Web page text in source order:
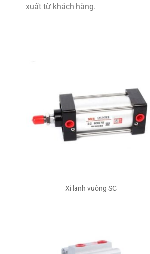
xuất từ khách hàng.
Xi lanh vuông SC